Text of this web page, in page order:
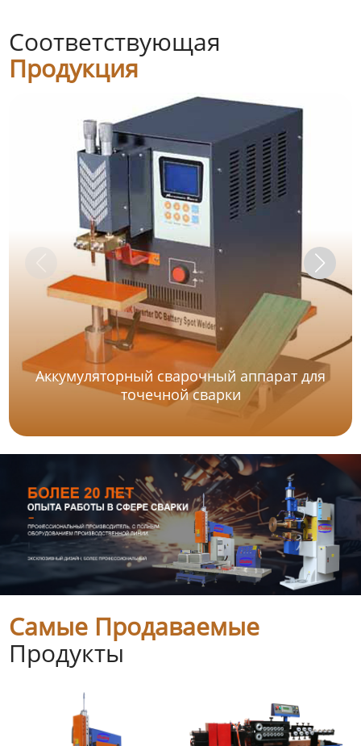
Соответствующая
Продукция
Аккумуляторный сварочный аппарат для
точечной сварки
Самые Продаваемые
Продукты